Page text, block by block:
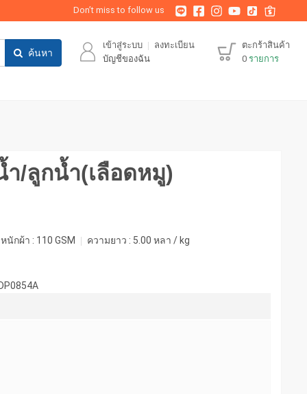
Don’t miss to follow us
ค้นหา
เข้าสู่ระบบ
ลงทะเบียน
บัญชีของฉัน
ตะกร้าสินค้า
0 รายการ
/ลูกน้ำ(เลือดหมู)
นักผ้า : 110 GSM ความยาว : 5.00 หลา / kg